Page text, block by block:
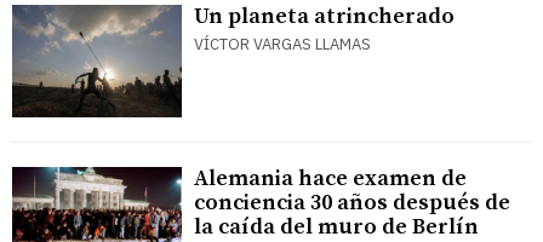
Un planeta atrincherado
VÍCTOR VARGAS LLAMAS
Alemania hace examen de
conciencia 30 años después de
la caída del muro de Berlín